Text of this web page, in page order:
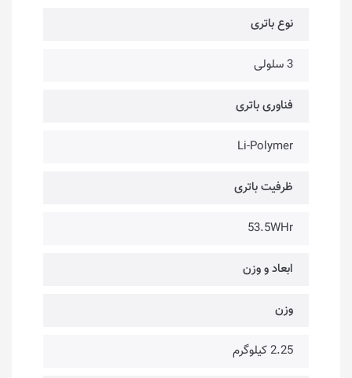
نوع باتری
3 سلولی
فناوری باتری
Li-Polymer
ظرفیت باتری
53.5WHr
ابعاد و وزن
وزن
2.25 کیلوگرم